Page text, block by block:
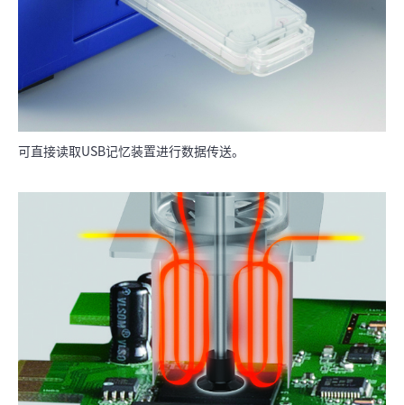
可直接读取USB记忆装置进行数据传送。